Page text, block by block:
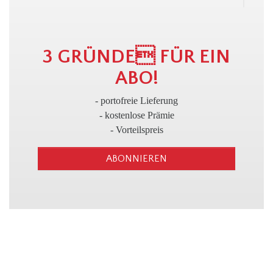
3
3 GRÜNDE FÜR EIN
ABO!
- portofreie Lieferung
- kostenlose Prämie
- Vorteilspreis
ABONNIEREN